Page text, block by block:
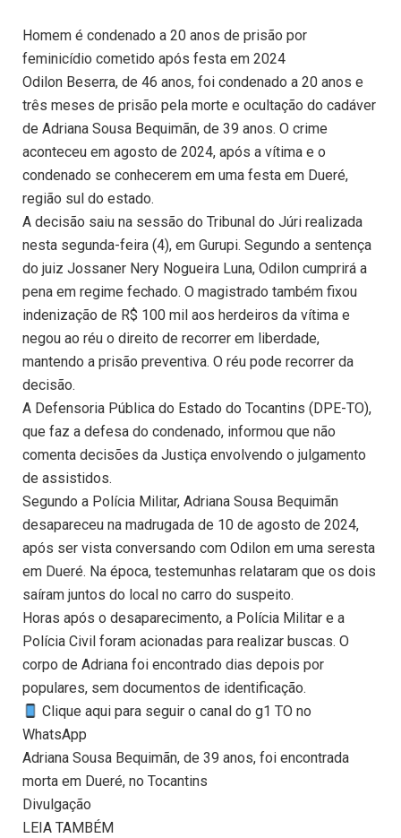
Homem é condenado a 20 anos de prisão por
feminicídio cometido após festa em 2024
Odilon Beserra, de 46 anos, foi condenado a 20 anos e
três meses de prisão pela morte e ocultação do cadáver
de Adriana Sousa Bequimãn, de 39 anos. O crime
aconteceu em agosto de 2024, após a vítima e o
condenado se conhecerem em uma festa em Dueré,
região sul do estado.
A decisão saiu na sessão do Tribunal do Júri realizada
nesta segunda-feira (4), em Gurupi. Segundo a sentença
do juiz Jossaner Nery Nogueira Luna, Odilon cumprirá a
pena em regime fechado. O magistrado também fixou
indenização de R$ 100 mil aos herdeiros da vítima e
negou ao réu o direito de recorrer em liberdade,
mantendo a prisão preventiva. O réu pode recorrer da
decisão.
A Defensoria Pública do Estado do Tocantins (DPE-TO),
que faz a defesa do condenado, informou que não
comenta decisões da Justiça envolvendo o julgamento
de assistidos.
Segundo a Polícia Militar, Adriana Sousa Bequimãn
desapareceu na madrugada de 10 de agosto de 2024,
após ser vista conversando com Odilon em uma seresta
em Dueré. Na época, testemunhas relataram que os dois
saíram juntos do local no carro do suspeito.
Horas após o desaparecimento, a Polícia Militar e a
Polícia Civil foram acionadas para realizar buscas. O
corpo de Adriana foi encontrado dias depois por
populares, sem documentos de identificação.
Clique aqui para seguir o canal do g1 TO no
WhatsApp
Adriana Sousa Bequimãn, de 39 anos, foi encontrada
morta em Dueré, no Tocantins
Divulgação
LEIA TAMBÉM